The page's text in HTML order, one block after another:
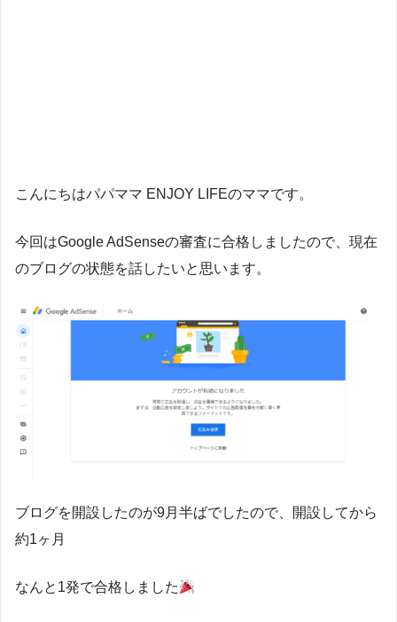
こんにちはパパママ ENJOY LIFEのママです。
今回はGoogle AdSenseの審査に合格しましたので、 現在
のブログの状態を話したいと思います。
ブログを開設したのが9月半ばでしたので、
開設してから
約1ヶ月
なんと1発で合格しました